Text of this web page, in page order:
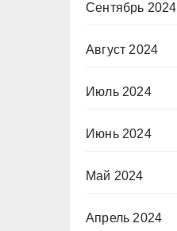
Сентябрь 2024
Август 2024
Июль 2024
Июнь 2024
Май 2024
Апрель 2024